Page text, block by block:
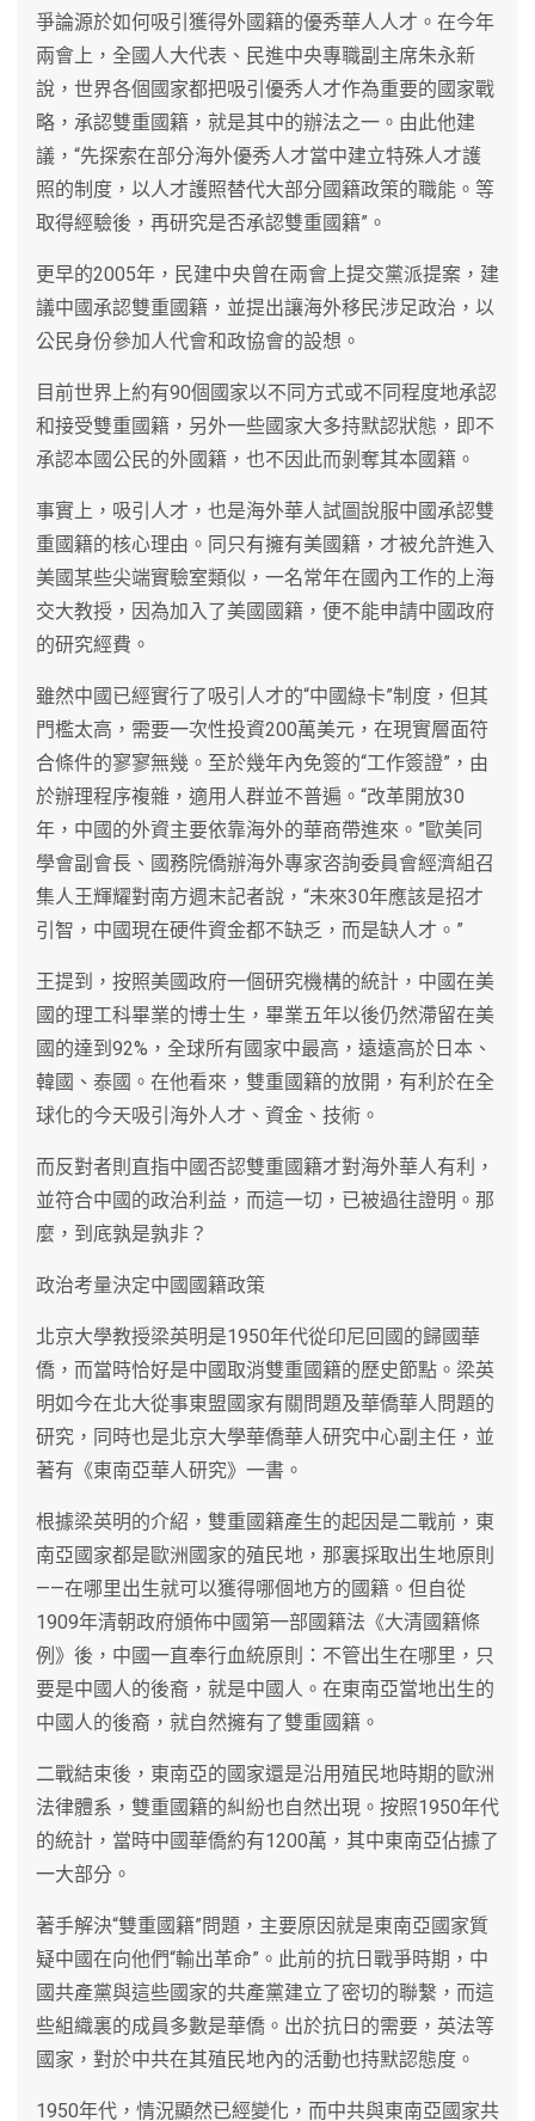
爭論源於如何吸引獲得外國籍的優秀華人人才。在今年
兩會上，全國人大代表、民進中央專職副主席朱永新
說，世界各個國家都把吸引優秀人才作為重要的國家戰
略，承認雙重國籍，就是其中的辦法之一。由此他建
議，“先探索在部分海外優秀人才當中建立特殊人才護
照的制度，以人才護照替代大部分國籍政策的職能。等
取得經驗後，再研究是否承認雙重國籍”。
更早的2005年，民建中央曾在兩會上提交黨派提案，建
議中國承認雙重國籍，並提出讓海外移民涉足政治，以
公民身份參加人代會和政協會的設想。
目前世界上約有90個國家以不同方式或不同程度地承認
和接受雙重國籍，另外一些國家大多持默認狀態，即不
承認本國公民的外國籍，也不因此而剝奪其本國籍。
事實上，吸引人才，也是海外華人試圖說服中國承認雙
重國籍的核心理由。同只有擁有美國籍，才被允許進入
美國某些尖端實驗室類似，一名常年在國內工作的上海
交大教授，因為加入了美國國籍，便不能申請中國政府
的研究經費。
雖然中國已經實行了吸引人才的“中國綠卡”制度，但其
門檻太高，需要一次性投資200萬美元，在現實層面符
合條件的寥寥無幾。至於幾年內免簽的“工作簽證”，由
於辦理程序複雜，適用人群並不普遍。“改革開放30
年，中國的外資主要依靠海外的華商帶進來。”歐美同
學會副會長、國務院僑辦海外專家咨詢委員會經濟組召
集人王輝耀對南方週末記者說，“未來30年應該是招才
引智，中國現在硬件資金都不缺乏，而是缺人才。”
王提到，按照美國政府一個研究機構的統計，中國在美
國的理工科畢業的博士生，畢業五年以後仍然滯留在美
國的達到92%，全球所有國家中最高，遠遠高於日本、
韓國、泰國。在他看來，雙重國籍的放開，有利於在全
球化的今天吸引海外人才、資金、技術。
而反對者則直指中國否認雙重國籍才對海外華人有利，
並符合中國的政治利益，而這一切，已被過往證明。那
麼，到底孰是孰非？
政治考量決定中國國籍政策
北京大學教授梁英明是1950年代從印尼回國的歸國華
僑，而當時恰好是中國取消雙重國籍的歷史節點。梁英
明如今在北大從事東盟國家有關問題及華僑華人問題的
研究，同時也是北京大學華僑華人研究中心副主任，並
著有《東南亞華人研究》一書。
根據梁英明的介紹，雙重國籍產生的起因是二戰前，東
南亞國家都是歐洲國家的殖民地，那裏採取出生地原則
——在哪里出生就可以獲得哪個地方的國籍。但自從
1909年清朝政府頒佈中國第一部國籍法《大清國籍條
例》後，中國一直奉行血統原則：不管出生在哪里，只
要是中國人的後裔，就是中國人。在東南亞當地出生的
中國人的後裔，就自然擁有了雙重國籍。
二戰結束後，東南亞的國家還是沿用殖民地時期的歐洲
法律體系，雙重國籍的糾紛也自然出現。按照1950年代
的統計，當時中國華僑約有1200萬，其中東南亞佔據了
一大部分。
著手解決“雙重國籍”問題，主要原因就是東南亞國家質
疑中國在向他們“輸出革命”。此前的抗日戰爭時期，中
國共產黨與這些國家的共產黨建立了密切的聯繫，而這
些組織裏的成員多數是華僑。出於抗日的需要，英法等
國家，對於中共在其殖民地內的活動也持默認態度。
1950年代，情況顯然已經變化，而中共與東南亞國家共